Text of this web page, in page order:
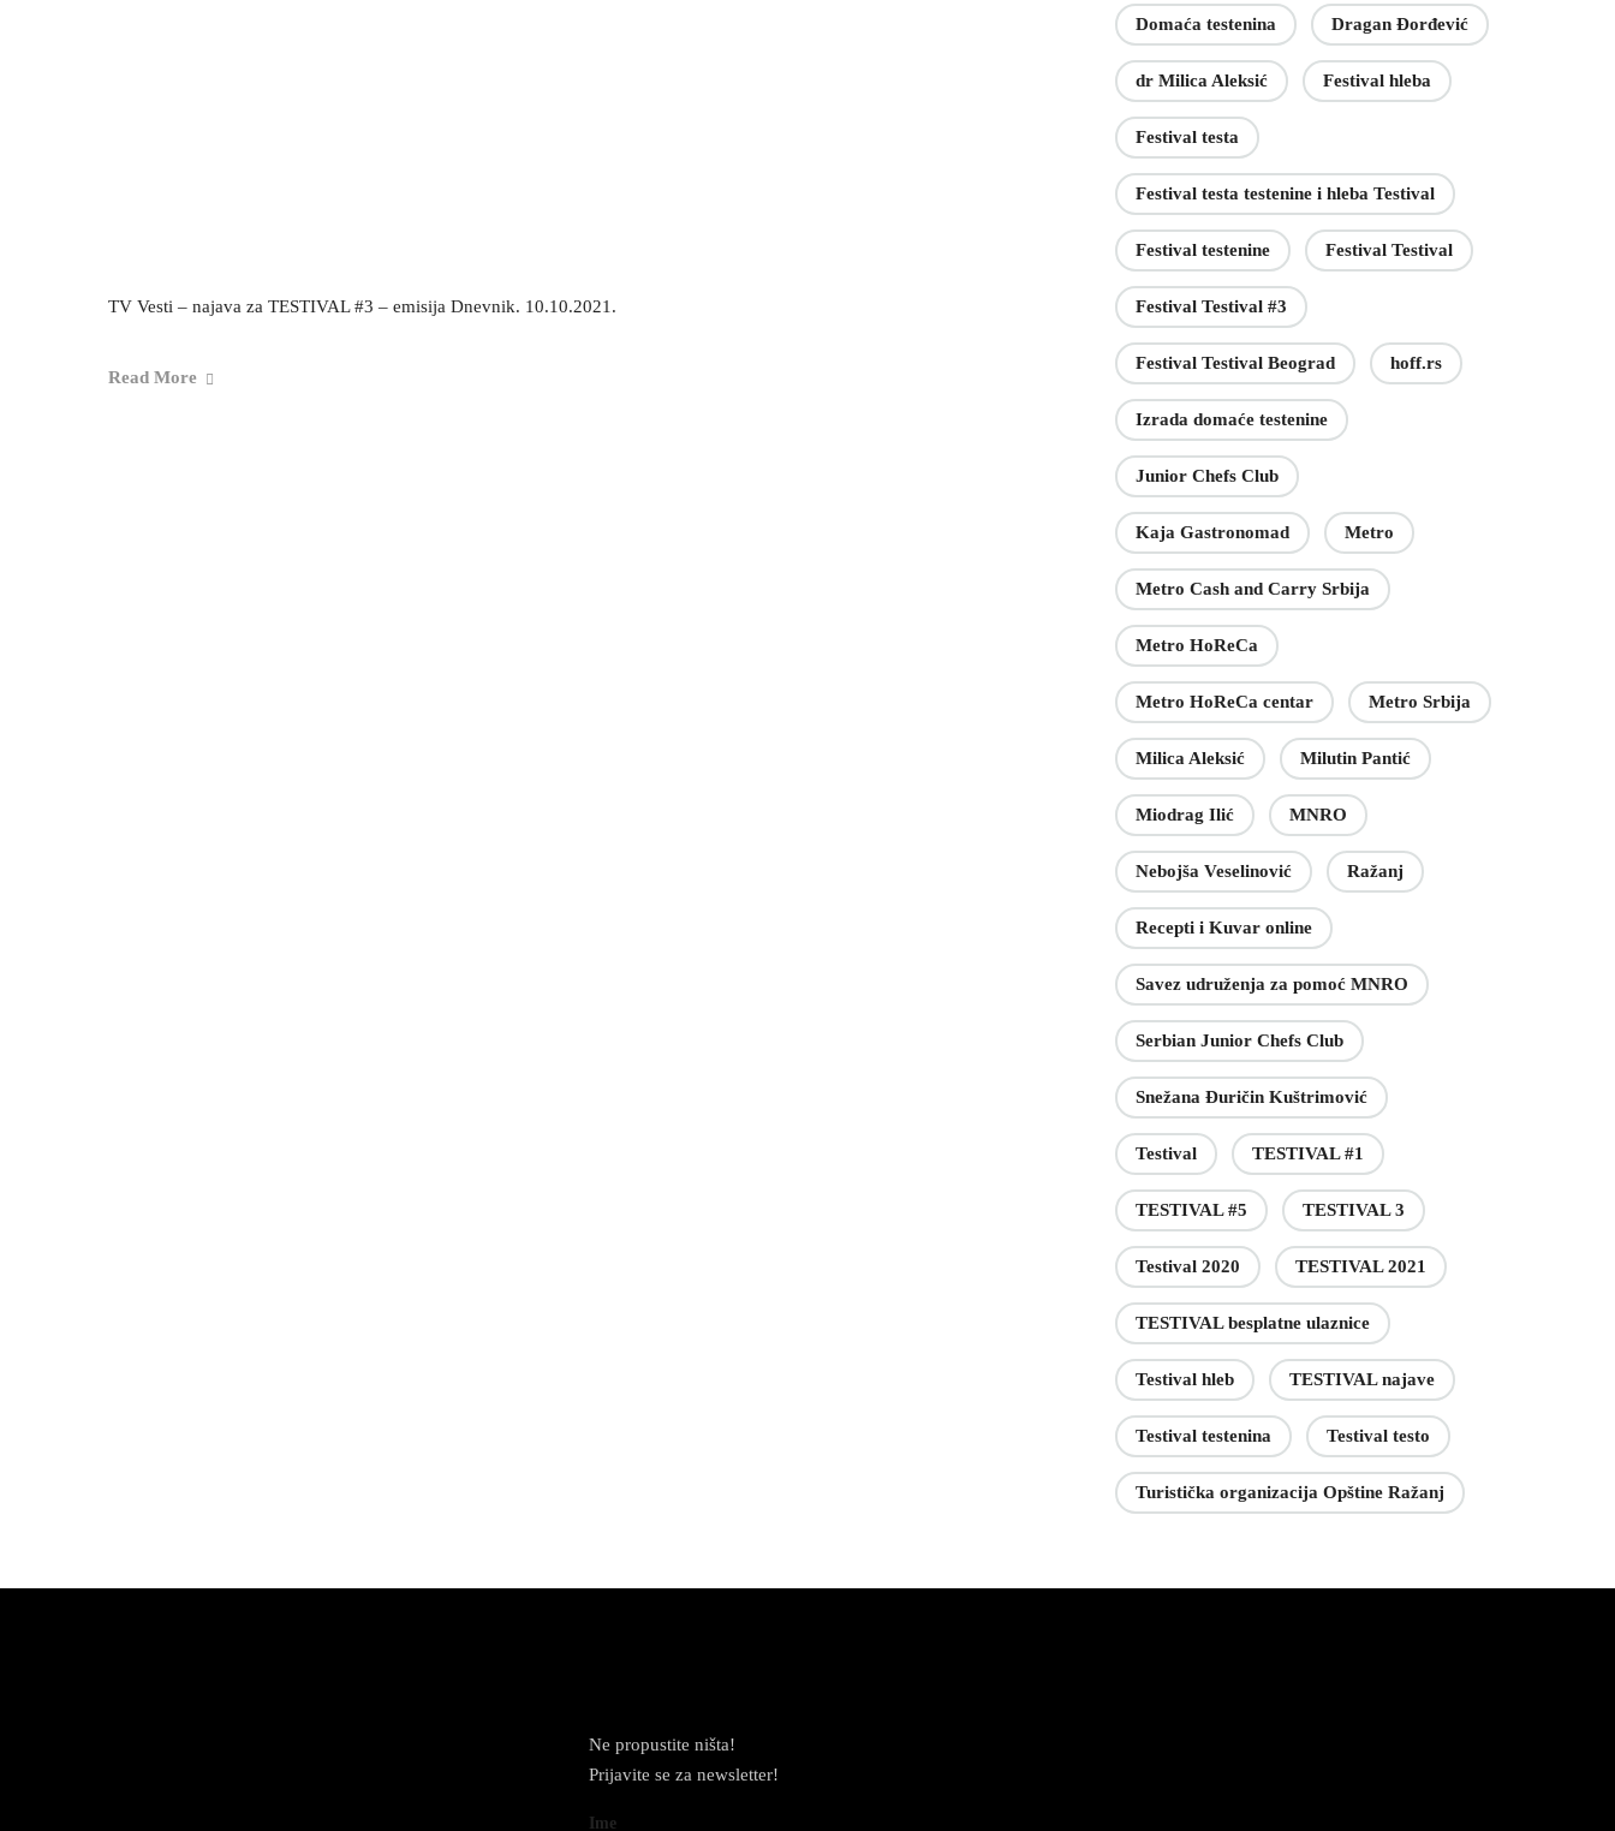
TV Vesti – najava za TESTIVAL #3 – emisija Dnevnik. 10.10.2021.
Read More
Domaća testenina Dragan Đorđević
dr Milica Aleksić Festival hleba
Festival testa
Festival testa testenine i hleba Testival
Festival testenine Festival Testival
Festival Testival #3
Festival Testival Beograd hoff.rs
Izrada domaće testenine
Junior Chefs Club
Kaja Gastronomad Metro
Metro Cash and Carry Srbija
Metro HoReCa
Metro HoReCa centar Metro Srbija
Milica Aleksić Milutin Pantić
Miodrag Ilić MNRO
Nebojša Veselinović Ražanj
Recepti i Kuvar online
Savez udruženja za pomoć MNRO
Serbian Junior Chefs Club
Snežana Đuričin Kuštrimović
Testival TESTIVAL #1
TESTIVAL #5 TESTIVAL 3
Testival 2020 TESTIVAL 2021
TESTIVAL besplatne ulaznice
Testival hleb TESTIVAL najave
Testival testenina Testival testo
Turistička organizacija Opštine Ražanj
Ne propustite ništa!
Prijavite se za newsletter!
Ime